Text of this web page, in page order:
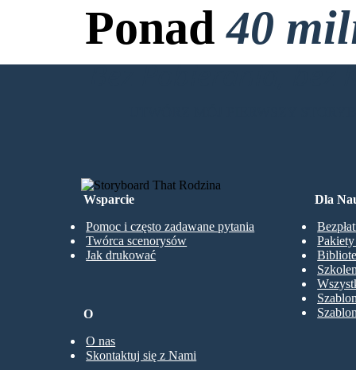
Ponad40
Bez Pobierania, bez
Wsparcie
Pomoc i często zadawane pytania
Twórca scenorysów
Jak drukować
Dla
O
O nas
Skontaktuj się z Nami